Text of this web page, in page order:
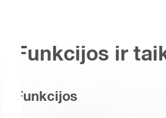
Funkcijos ir
Funkcijos